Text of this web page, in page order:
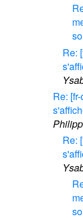
Re:
Re:
Re: